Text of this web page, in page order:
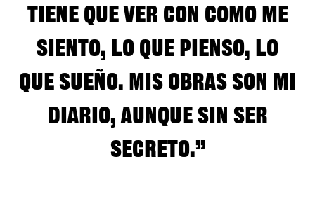
tiene que ver con como me
siento, lo que pienso, lo
que sueño. Mis obras son mi
diario, aunque sin ser
secreto.”